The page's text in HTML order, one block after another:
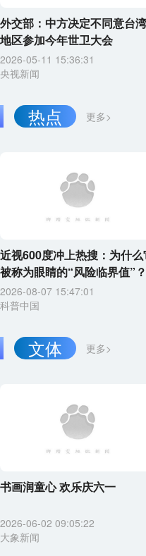
外交部：中方决定不同意台湾
地区参加今年世卫大会
2026-05-11 15:36:31
央视新闻
更多>
热点
近视600度冲上热搜：为什么
被称为眼睛的“风险临界值”？
2026-08-07 15:47:01
科普中国
更多>
文体
书画润童心 欢乐庆六一
2026-06-02 09:05:22
大象新闻